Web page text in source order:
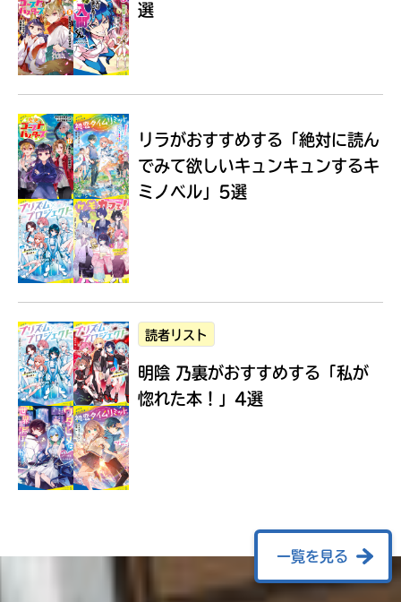
Loading...
選
リラがおすすめする 「絶対に読ん
でみて欲しいキュンキュンするキ
ミノベル」5選
読者リスト
明陰 乃裏がおすすめする 「私が
惚れた本！」4選
一覧を見る
に
エ
も